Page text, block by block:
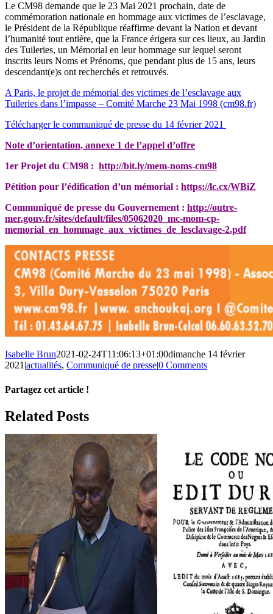
Le CM98 demande que le 23 Mai 2021 prochain, date de
commémoration nationale en hommage aux victimes de l’esclavage,
le Président de la République réaffirme devant la Nation et devant
l’humanité tout entière, que la France érigera sur ces lieux, au Jardin
des Tuileries, un Mémorial en leur hommage sur lequel seront
inscrits leurs Noms et Prénoms, que pendant plus de 15 ans, leurs
descendant(e)s ont recherchés et retrouvés.
A Paris, le projet de mémorial des victimes de l’esclavage aux
Tuileries dans l’impasse – Comité Marche 23 Mai 1998 (cm98.fr)
Télécharger le communiqué de presse du 14 février 2021
Note d’orientation, annexe 1 de l’appel d’offre
1er Projet du CM98 : http://bit.ly/mem-noms-cm98
Pétition pour l’édification d’un mémorial : https://lc.cx/WBiZ
Communiqué de presse du Gouvernement : http://outre-
mer.gouv.fr/sites/default/files/05062020_mc-mom-cp-
memorial_en_hommage_aux_victimes_de_lesclavage-2.pdf
Isabelle Brun2021-02-24T11:06:13+01:00dimanche 14 février
2021|actualités, Communiqué de presse|0 Comments
Partagez cet article !
Facebook
X
Reddit
LinkedIn
WhatsApp
Telegram
Tumblr
Pinterest
Vk
Xing
Email
Related Posts